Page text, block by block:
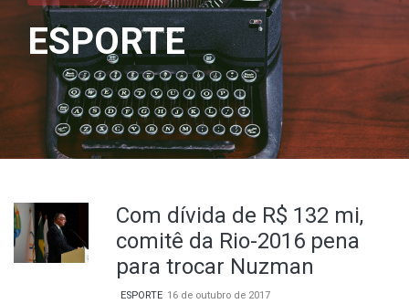
ESPORTE
Com dívida de R$ 132 mi,
comitê da Rio-2016 pena
para trocar Nuzman
ESPORTE 16 de outubro de 2017